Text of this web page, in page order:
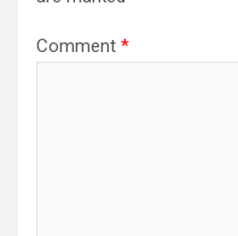
Comment *